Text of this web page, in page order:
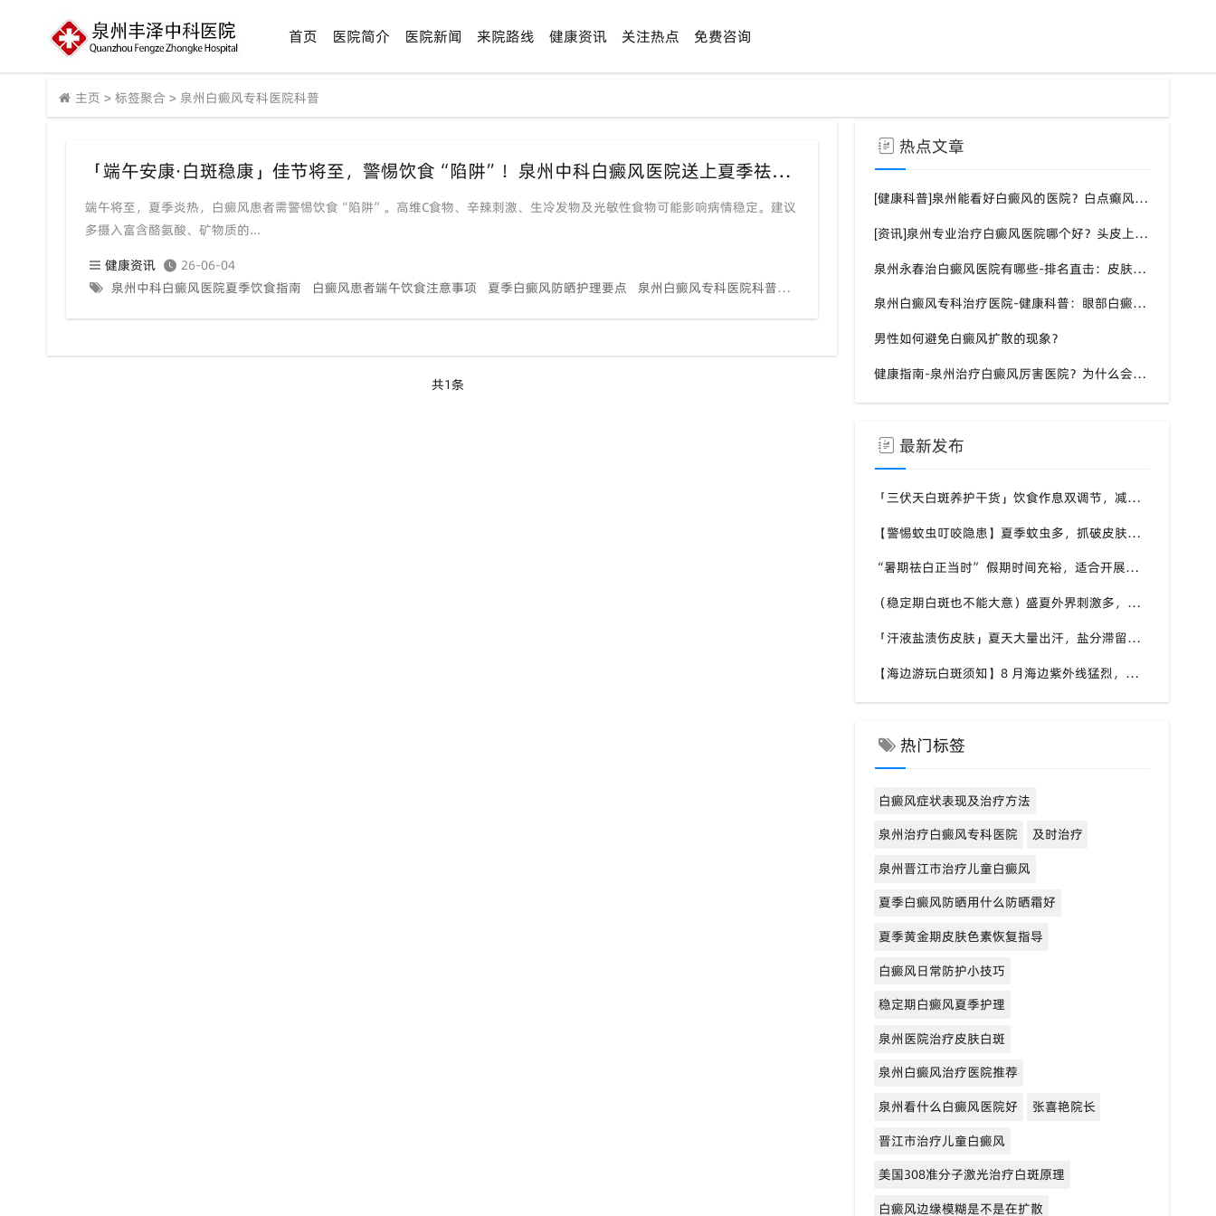
首页 医院简介 医院新闻 来院路线 健康资讯 关注热点 免费咨询
主页 > 标签聚合 > 泉州白癜风专科医院科普
「端午安康·白斑稳康」佳节将至，警惕饮食“陷阱”！泉州中科白癜风医院送上夏季祛白锦囊
端午将至，夏季炎热，白癜风患者需警惕饮食“陷阱”。高维C食物、辛辣刺激、生冷发物及光敏性食物可能影响病情稳定。建议
多摄入富含酪氨酸、矿物质的...
健康资讯
26-06-04
泉州中科白癜风医院夏季饮食指南
白癜风患者端午饮食注意事项 夏季白癜风防晒护理要点 泉州白癜风专科医院科普 白癜风夏季护理锦囊
共1条
热点文章
[健康科普]泉州能看好白癜风的医院？白点癫风需要注意什么饮食？
[资讯]泉州专业治疗白癜风医院哪个好？头皮上有一块白色厚厚的头皮？
泉州永春治白癜风医院有哪些-排名直击：皮肤白斑是什么原因导致的？
泉州白癜风专科治疗医院-健康科普：眼部白癜风症状？
男性如何避免白癜风扩散的现象？
健康指南-泉州治疗白癜风厉害医院？为什么会长白斑的原因？
最新发布
「三伏天白斑养护干货」饮食作息双调节，减少白斑加重诱因，福建泉州中科白癜风医院为福建白斑群体科普实用知识
【警惕蚊虫叮咬隐患】夏季蚊虫多，抓破皮肤易触发同形反应，福建泉州中科白癜风医院提醒白癜风患者做好防蚊护理
“暑期祛白正当时” 假期时间充裕，适合开展白斑系统干预，福建泉州中科白癜风医院分型分期定制白斑康复方案
（稳定期白斑也不能大意）盛夏外界刺激多，忽视防护也会复发，福建泉州中科白癜风医院分享白癜风夏季维持护理知识
「汗液盐渍伤皮肤」夏天大量出汗，盐分滞留刺激白斑患处，福建泉州中科白癜风医院讲解白癜风患者夏日皮肤清洁要点
【海边游玩白斑须知】8 月海边紫外线猛烈，白斑部位缺少黑色素保护，福建泉州中科白癜风医院科普出游白斑防护方案
热门标签
白癜风症状表现及治疗方法
泉州治疗白癜风专科医院
及时治疗
泉州晋江市治疗儿童白癜风
夏季白癜风防晒用什么防晒霜好
夏季黄金期皮肤色素恢复指导
白癜风日常防护小技巧
稳定期白癜风夏季护理
泉州医院治疗皮肤白斑
泉州白癜风治疗医院推荐
泉州看什么白癜风医院好
张喜艳院长
晋江市治疗儿童白癜风
美国308准分子激光治疗白斑原理
白癜风边缘模糊是不是在扩散